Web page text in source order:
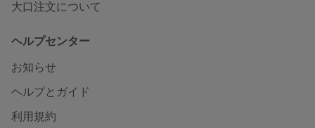
大口注文について
ヘルプセンター
お知らせ
ヘルプとガイド
利用規約